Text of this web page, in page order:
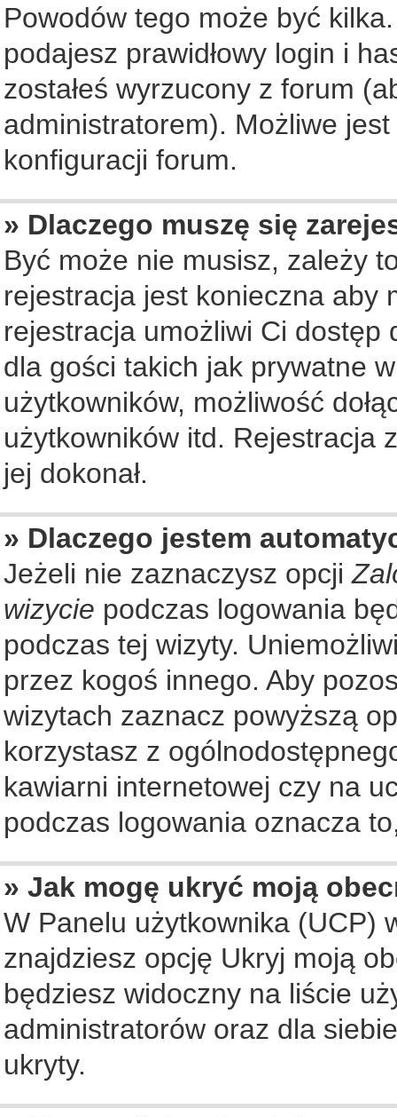
Powodów tego może być
podajesz prawidłowy login i
zostałeś wyrzucony z forum
administratorem). Możliwe
konfiguracji forum.
» Dlaczego muszę się
Być może nie musisz, zależy
rejestracja jest konieczna aby
rejestracja umożliwi Ci
dla gości takich jak prywatne
użytkowników, możliwość
użytkowników itd. Rejestracja
jej dokonał.
» Dlaczego jestem
Jeżeli nie zaznaczysz opcji
wizycie podczas logowania
podczas tej wizyty.
przez kogoś innego. Aby
wizytach zaznacz powyższą
korzystasz z
kawiarni internetowej czy na
podczas logowania oznacza
» Jak mogę ukryć moją
W Panelu użytkownika (UCP)
znajdziesz opcję Ukryj moją
będziesz widoczny na liście
administratorów oraz dla
ukryty.